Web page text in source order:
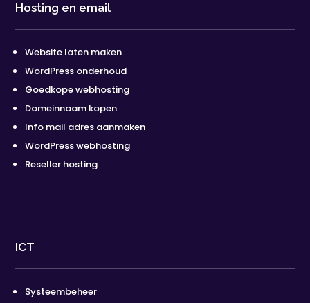
Hosting en email
Website laten maken
WordPress onderhoud
Goedkope webhosting
Domeinnaam kopen
Info mail adres aanmaken
WordPress webhosting
Reseller hosting
ICT
Systeembeheer